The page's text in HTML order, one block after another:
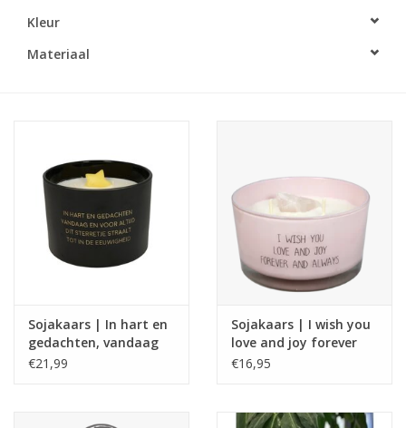
LED Kaarsen
Huisparfums
Merken
Kleur
Materiaal
Sojakaars | In hart en
gedachten, vandaag
en voor altijd | Warm
€21,99
Sojakaars | I wish you
love and joy forever
and always
€16,95